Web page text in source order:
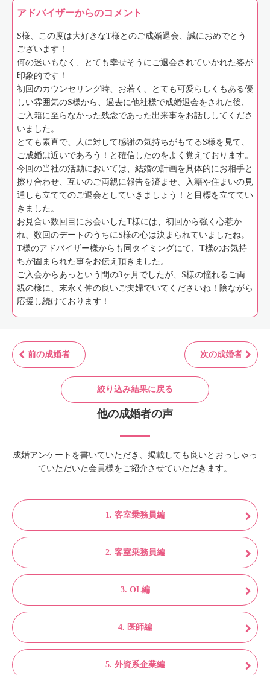
アドバイザーからのコメント
S様、この度は大好きなT様とのご成婚退会、誠におめでとう
ございます！
何の迷いもなく、とても幸せそうにご退会されていかれた姿が
印象的です！
初回のカウンセリング時、お若く、とても可愛らしくもある優
しい雰囲気のS様から、過去に他社様で成婚退会をされた後、
ご入籍に至らなかった残念であった出来事をお話ししてくださ
いました。
とても素直で、人に対して感謝の気持ちがもてるS様を見て、
ご成婚は近いであろう！と確信したのをよく覚えております。
今回の当社の活動においては、結婚の計画を具体的にお相手と
擦り合わせ、互いのご両親に報告を済ませ、入籍や住まいの見
通しも立ててのご退会としていきましょう！と目標を立ててい
きました。
お見合い数回目にお会いしたT様には、初回から強く心惹か
れ、数回のデートのうちにS様の心は決まられていましたね。
T様のアドバイザー様からも同タイミングにて、T様のお気持
ちが固まられた事をお伝え頂きました。
ご入会からあっという間の3ヶ月でしたが、S様の憧れるご両
親の様に、末永く仲の良いご夫婦でいてくださいね！陰ながら
応援し続けております！
前の成婚者 次の成婚者
絞り込み結果に戻る
他の成婚者の声
成婚アンケートを書いていただき、掲載しても良いとおっしゃっ
ていただいた会員様をご紹介させていただきます。
1. 客室乗務員編
2. 客室乗務員編
3. OL編
4. 医師編
5. 外資系企業編